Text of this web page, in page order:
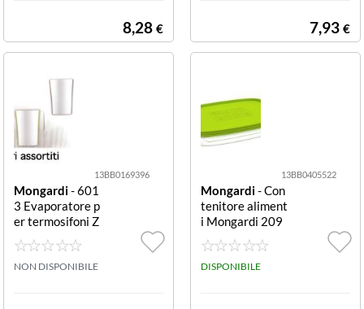
8,28 € 7,93 €
13BB0169396
Mongardi- 601
3 Evaporatore p
er termosifoni Z
eus Assortito es
terno Zeus
NON DISPONIBILE
13BB0405522
Mongardi- Con
tenitore aliment
i Mongardi 209
1C12
DISPONIBILE